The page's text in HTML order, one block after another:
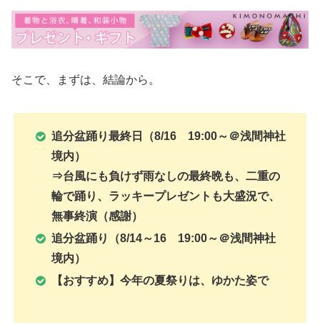
そこで、まずは、結論から。
追分盆踊り最終日（8/16 19:00～＠浅間神社
境内）
⇒台風にも負けず雨なしの最終晩も、二重の
輪で踊り、ラッキープレゼントも大盛況で、
無事終演（感謝）
追分盆踊り（8/14～16 19:00～＠浅間神社
境内）
【おすすめ】今年の夏祭りは、ゆかた姿で